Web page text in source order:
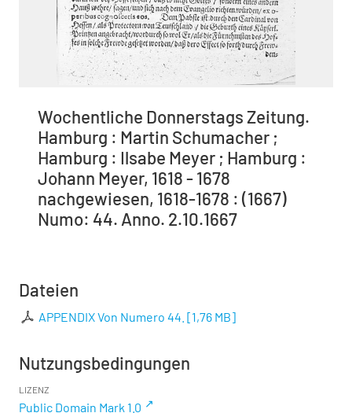
Wochentliche Donnerstags Zeitung.
Hamburg : Martin Schumacher ;
Hamburg : Ilsabe Meyer ; Hamburg :
Johann Meyer, 1618 - 1678
nachgewiesen, 1618-1678 : (1667)
Numo: 44. Anno. 2.10.1667
Dateien
APPENDIX Von Numero 44. [1,76 MB]
Nutzungsbedingungen
LIZENZ
Public Domain Mark 1.0